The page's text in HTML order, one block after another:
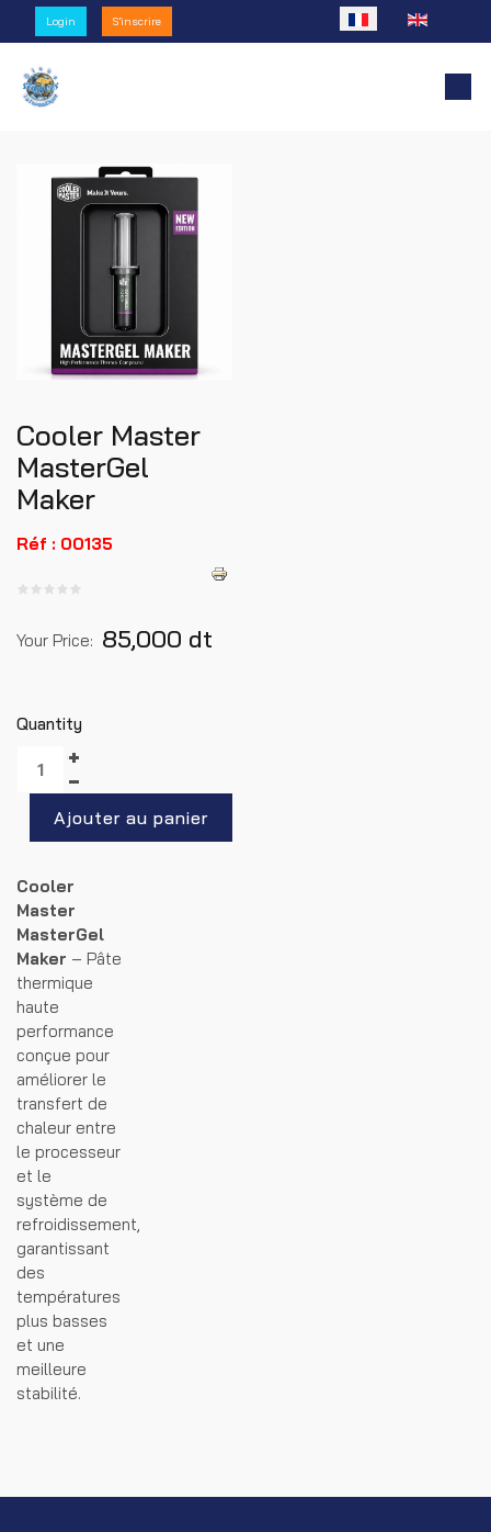
Login S'inscrire Sélectionnez votre
Cooler Master
MasterGel
Maker
Réf : 00135
Your Price: 85,000 dt
Quantity
Cooler
Master
MasterGel
Maker – Pâte
thermique
haute
performance
conçue pour
améliorer le
transfert de
chaleur entre
le processeur
et le
système de
refroidissement,
garantissant
des
températures
plus basses
et une
meilleure
stabilité.